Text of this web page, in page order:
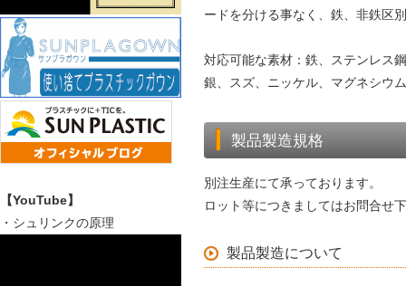
【YouTube】
・シュリンクの原理
ードを分ける事なく、鉄、非鉄区
対応可能な素材：鉄、ステンレス
銀、スズ、ニッケル、マグネシウム
製品製造規格
別注生産にて承っております。
ロット等につきましてはお問合せ
製品製造について